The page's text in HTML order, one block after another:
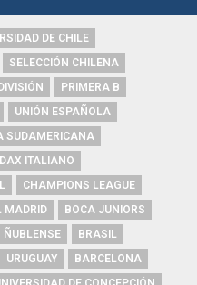
DE CHILE
SELECCIÓN CHILENA
PRIMERA B
UNIÓN ESPAÑOLA
SUDAMERICANA
ITALIANO
CHAMPIONS LEAGUE
MADRID
BOCA JUNIORS
ÑUBLENSE
BRASIL
URUGUAY
BARCELONA